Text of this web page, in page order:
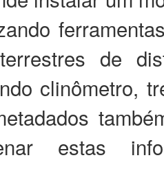
de
clinômetro,
estas